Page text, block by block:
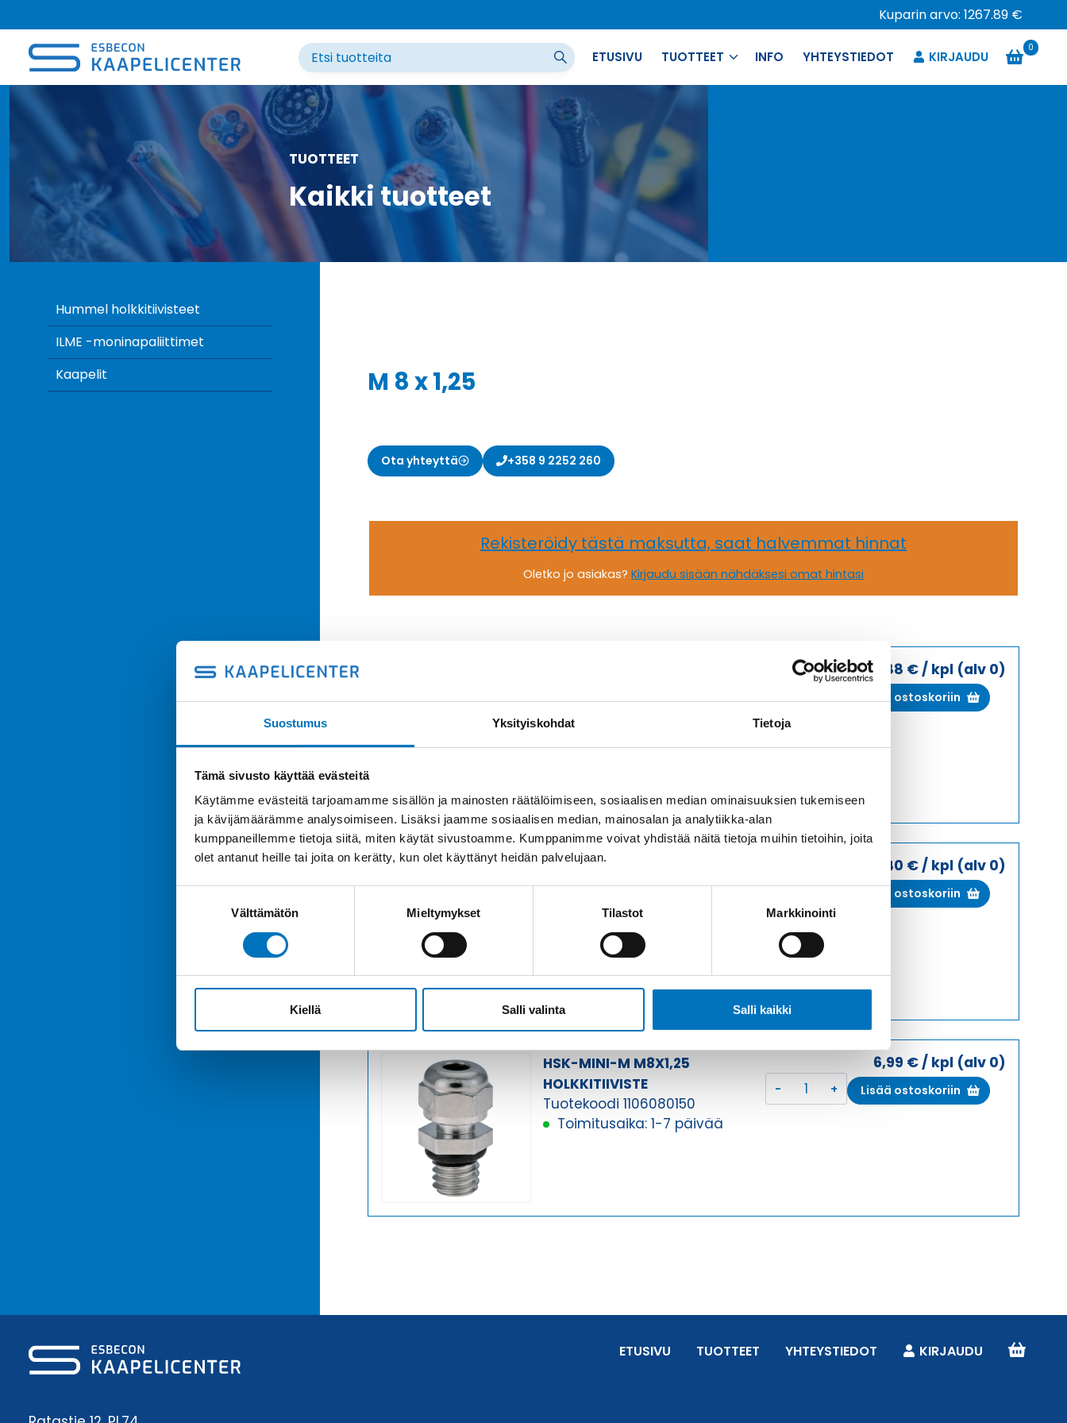
Suostumus Yksityiskohdat Tietoja
Tämä sivusto käyttää evästeitä
Käytämme evästeitä tarjoamamme sisällön ja mainosten räätälöimiseen, sosiaalisen median ominaisuuksien tukemiseen
ja kävijämäärämme analysoimiseen. Lisäksi jaamme sosiaalisen median, mainosalan ja analytiikka-alan
kumppaneillemme tietoja siitä, miten käytät sivustoamme. Kumppanimme voivat yhdistää näitä tietoja muihin tietoihin, joita
olet antanut heille tai joita on kerätty, kun olet käyttänyt heidän palvelujaan.
Välttämätön Mieltymykset Tilastot Markkinointi
Kiellä Salli valinta Salli kaikki
sisältöön
Kuparin arvo: 1267.89 €
ETUSIVU TUOTTEET INFO YHTEYSTIEDOT KIRJAUDU
0
TUOTTEET
Kaikki tuotteet
Hummel holkkitiivisteet
ILME -moninapaliittimet
Kaapelit
M 8 x 1,25
Ota yhteyttä +358 9 2252 260
Rekisteröidy tästä maksutta, saat halvemmat hinnat
Oletko jo asiakas?Kirjaudu sisään nähdäksesi omat hintasi
Toimitusaika: 1-7 päivää
11,88 €/ kpl (alv 0)
M
8
HOLKKITIIVISTE
määrä
Lisää ostoskoriin
HSK-MINI M 8 x 1,25
HOLKKITIIVISTE
Tuotekoodi 1106080130
8,40 €/ kpl (alv 0)
HSK-
MINI
1,25
HOLKKITIIVISTE
Lisää ostoskoriin
HSK-MINI-M M8X1,25
HOLKKITIIVISTE
Tuotekoodi 1106080150
Toimitusaika: 1-7 päivää
6,99 €/ kpl (alv 0)
MINI-
Lisää ostoskoriin
ETUSIVU TUOTTEET YHTEYSTIEDOT KIRJAUDU